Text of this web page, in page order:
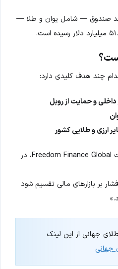
صندوق — شامل یوان و طلا —
چند هدف کلیدی دارد:
داخلی و حمایت از روبل
ارزی و طلایی کشور
ولادیمیر چرنوف، تحلیلگر شرکت Freedom Finance Global، در
بر بازارهای مالی تقسیم شود
جهانی از این لینک
جهانی